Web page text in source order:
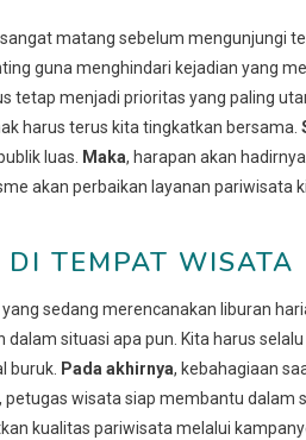
matang sebelum mengunjungi
guna menghindari kejadian yang
tetap menjadi prioritas yang paling
harus terus kita tingkatkan bersama.
luas.
Maka, harapan akan
akan perbaikan layanan pariwisata
TEMPAT WISATA
sedang merencanakan liburan
situasi apa pun. Kita harus
buruk. Pada akhirnya, kebahagiaan
, petugas wisata siap membantu dalam
kualitas pariwisata melalui